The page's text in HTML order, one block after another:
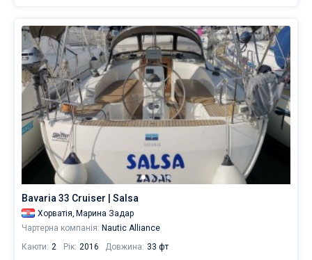
Bavaria 33 Cruiser | Salsa
Хорватія, Марина Задар
Чартерна компанія: Nautic Alliance
Каюти: 2 Рік: 2016 Довжина: 33 фт